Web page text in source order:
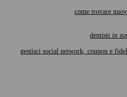
come trovare
dentisti in
gestisci social network, coupon e